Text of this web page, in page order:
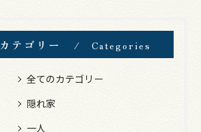
カテゴリー Categories
全てのカテゴリー
隠れ家
一人